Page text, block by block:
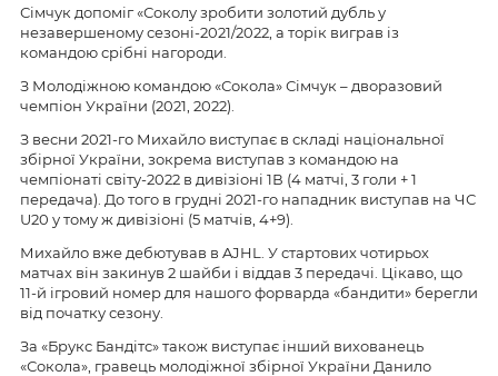
Сімчук допоміг «Соколу зробити золотий дубль у
незавершеному сезоні-2021/2022, а торік виграв із
командою срібні нагороди.
З Молодіжною командою «Сокола» Сімчук – дворазовий
чемпіон України (2021, 2022).
З весни 2021-го Михайло виступає в складі національної
збірної України, зокрема виступав з командою на
чемпіонаті світу-2022 в дивізіоні 1В (4 матчі, 3 голи + 1
передача). До того в грудні 2021-го нападник виступав на ЧС
U20 у тому ж дивізіоні (5 матчів, 4+9).
Михайло вже дебютував в AJHL. У стартових чотирьох
матчах він закинув 2 шайби і віддав 3 передачі. Цікаво, що
11-й ігровий номер для нашого форварда «бандити» берегли
від початку сезону.
За «Брукс Бандітс» також виступає інший вихованець
«Сокола», гравець молодіжної збірної України Данило